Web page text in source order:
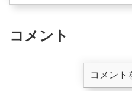
たの
コメント
コメント